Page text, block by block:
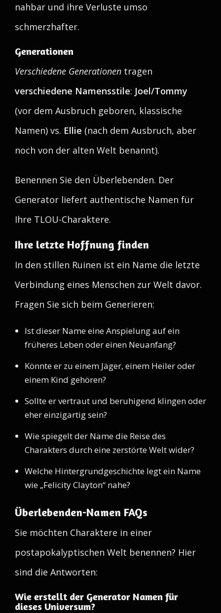
nahbar und ihre Verluste umso
schmerzhafter.
Generationen
Verschiedene Generationen tragen
verschiedene Namensstile: Joel/Tommy
(vor dem Ausbruch geboren, klassische
Namen) vs. Ellie (nach dem Ausbruch, aber
noch von der alten Welt benannt).
Benennen Sie den Überlebenden. Der
Generator liefert authentische Namen für
Ihre TLOU-Charaktere.
Ihre letzte Hoffnung finden
In den stillen Ruinen ist ein Name die letzte
Verbindung eines Menschen zur Welt davor.
Fragen Sie sich beim Generieren:
Ist dieser Name eine Anspielung auf ein
früheres Leben oder einen Neuanfang?
Könnte er zu einem Jäger, einem Heiler oder
einem Kind gehören?
Sollte er vertraut und beruhigend klingen oder
eher einzigartig sein?
Wie spiegelt der Name die Reise des
Charakters durch eine zerstörte Welt wider?
Welche Hintergrundgeschichte legt ein Name
wie „Felicity Clayton“ nahe?
Überlebenden-Namen FAQs
Sie möchten Charaktere in einer
postapokalyptischen Welt benennen? Hier
sind die Antworten:
Wie erstellt der Generator Namen für
dieses Universum?